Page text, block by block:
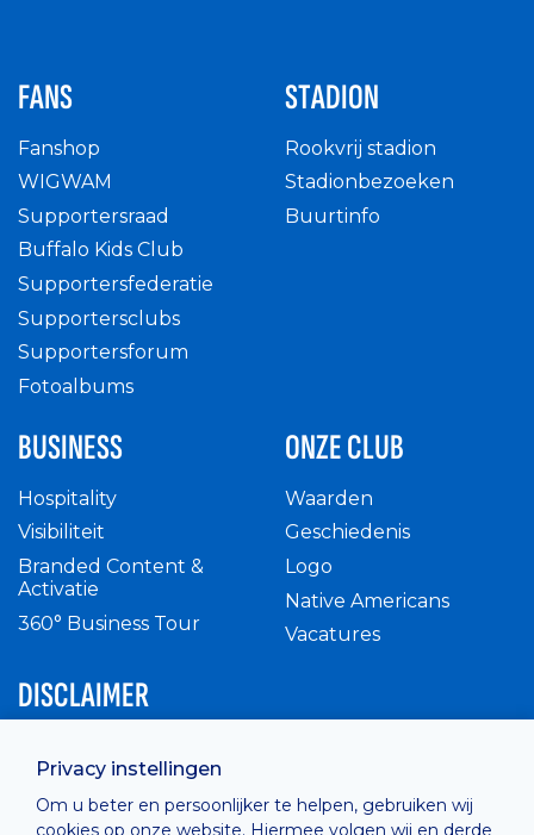
Privacy instellingen
Om u beter en persoonlijker te helpen, gebruiken wij
cookies op onze website. Hiermee volgen wij en derde
FANS
Fanshop
WIGWAM
Supportersraad
Buffalo Kids Club
Supportersfederatie
Supportersclubs
Supportersforum
Fotoalbums
STADION
Rookvrij stadion
Stadionbezoeken
Buurtinfo
BUSINESS
Hospitality
Visibiliteit
Branded Content &
Activatie
360° Business Tour
ONZE CLUB
Waarden
Geschiedenis
Logo
Native Americans
Vacatures
DISCLAIMER
Privacy Policy
Cashless